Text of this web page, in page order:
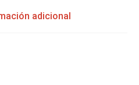
adicional